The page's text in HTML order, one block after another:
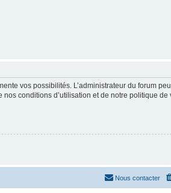
vos possibilités. L’administrateur du forum
conditions d’utilisation et de notre politique
Nous contacter